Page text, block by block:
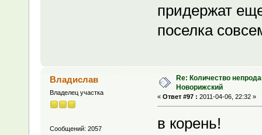
придержат
поселка
Владислав
Владелец участка
Сообщений: 2057
Re: Количество
Новорижский
« Ответ #97 : 2011-04-06, 22:32 »
в корень!